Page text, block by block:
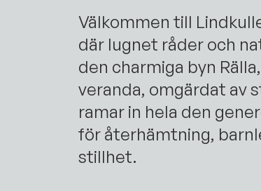
Välkommen till
där lugnet råder och
den charmiga byn
veranda, omgärdat av
ramar in hela den
för återhämtning,
stillhet.